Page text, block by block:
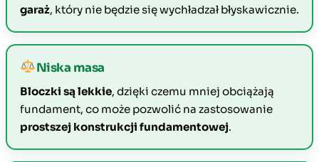
garaż, który nie będzie się wychładzał błyskawicznie.
Niska masa
Bloczki są lekkie, dzięki czemu mniej obciążają
fundament, co może pozwolić na zastosowanie
prostszej konstrukcji fundamentowej.